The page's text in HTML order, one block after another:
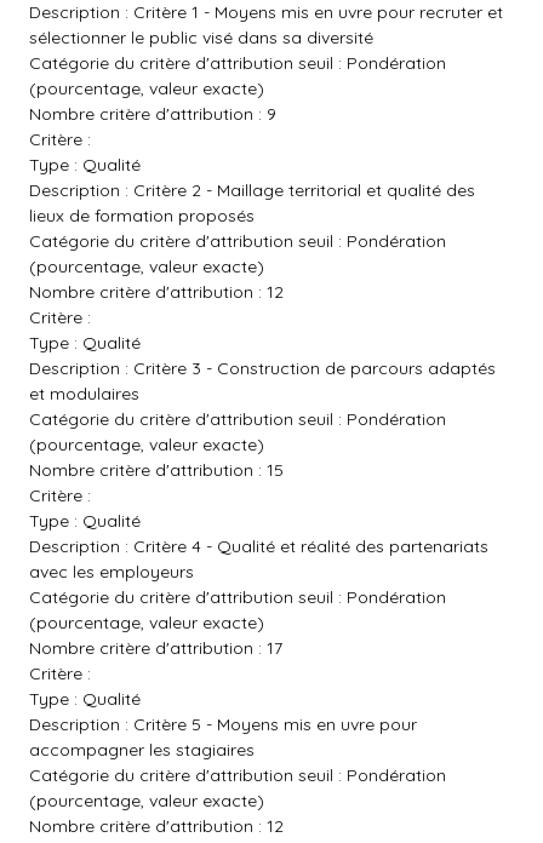
Description : Critère 1 - Moyens mis en uvre pour recruter et
sélectionner le public visé dans sa diversité
Catégorie du critère d'attribution seuil : Pondération
(pourcentage, valeur exacte)
Nombre critère d'attribution : 9
Critère :
Type : Qualité
Description : Critère 2 - Maillage territorial et qualité des
lieux de formation proposés
Catégorie du critère d'attribution seuil : Pondération
(pourcentage, valeur exacte)
Nombre critère d'attribution : 12
Critère :
Type : Qualité
Description : Critère 3 - Construction de parcours adaptés
et modulaires
Catégorie du critère d'attribution seuil : Pondération
(pourcentage, valeur exacte)
Nombre critère d'attribution : 15
Critère :
Type : Qualité
Description : Critère 4 - Qualité et réalité des partenariats
avec les employeurs
Catégorie du critère d'attribution seuil : Pondération
(pourcentage, valeur exacte)
Nombre critère d'attribution : 17
Critère :
Type : Qualité
Description : Critère 5 - Moyens mis en uvre pour
accompagner les stagiaires
Catégorie du critère d'attribution seuil : Pondération
(pourcentage, valeur exacte)
Nombre critère d'attribution : 12